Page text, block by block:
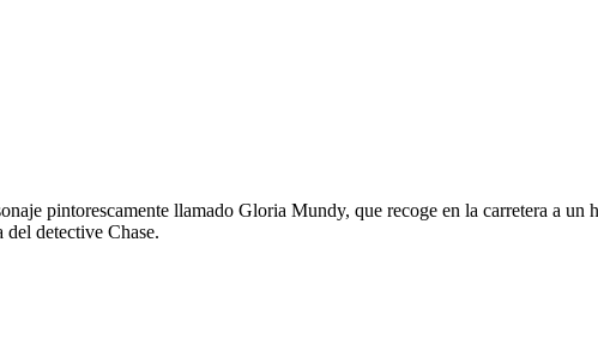
pintorescamente llamado Gloria Mundy, que recoge en la carretera a un
del detective Chase.